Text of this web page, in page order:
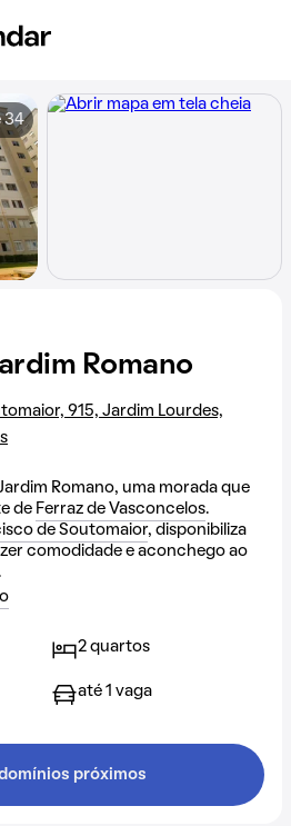
Romano
915, Jardim Lourdes,
Romano, uma morada que
de Ferraz de Vasconcelos.
de Soutomaior, disponibiliza
comodidade e aconchego ao
2 quartos
até 1 vaga
próximos
34